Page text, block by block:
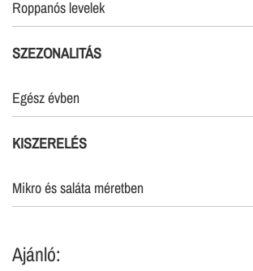
Roppanós levelek
SZEZONALITÁS
Egész évben
KISZERELÉS
Mikro és saláta méretben
Ajánló: